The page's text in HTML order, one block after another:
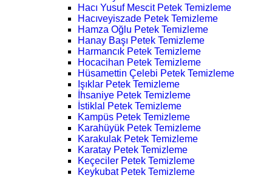
Hacı Yusuf Mescit Petek Temizleme
Hacıveyiszade Petek Temizleme
Hamza Oğlu Petek Temizleme
Hanay Başı Petek Temizleme
Harmancık Petek Temizleme
Hocacihan Petek Temizleme
Hüsamettin Çelebi Petek Temizleme
Işıklar Petek Temizleme
İhsaniye Petek Temizleme
İstiklal Petek Temizleme
Kampüs Petek Temizleme
Karahüyük Petek Temizleme
Karakulak Petek Temizleme
Karatay Petek Temizleme
Keçeciler Petek Temizleme
Keykubat Petek Temizleme